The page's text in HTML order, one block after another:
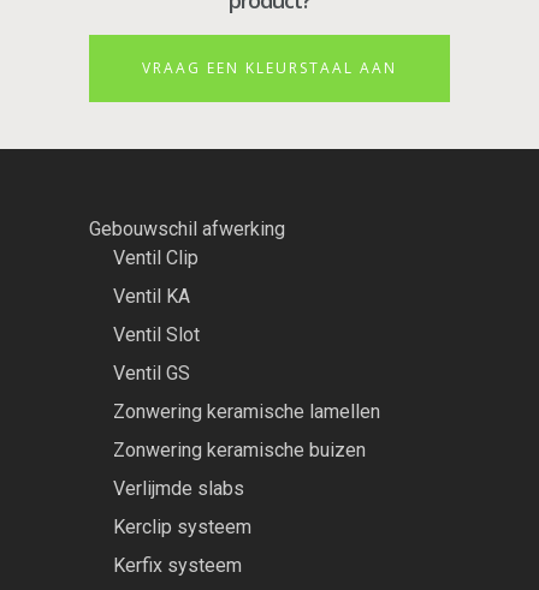
VRAAG EEN KLEURSTAAL AAN
Gebouwschil afwerking
Ventil Clip
Ventil KA
Ventil Slot
Ventil GS
Zonwering keramische lamellen
Zonwering keramische buizen
Verlijmde slabs
Kerclip systeem
Kerfix systeem